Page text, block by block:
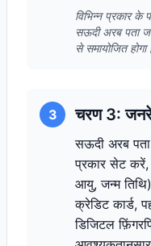
विभिन्न प्रकार के
सऊदी अरब पता
से समायोजित
3 चरण 3:
सऊदी अरब
प्रकार सेट करें,
आयु, जन्म
क्रेडिट कार्ड,
डिजिटल